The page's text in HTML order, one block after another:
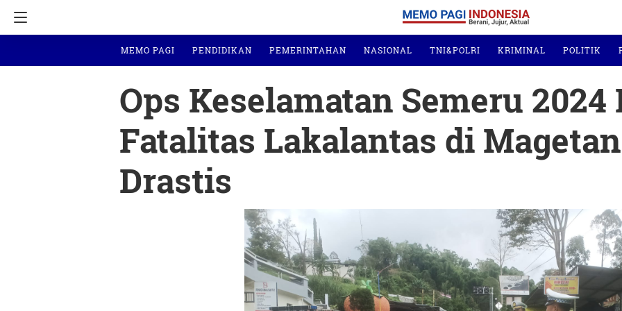
MEMO PAGI PENDIDIKAN PEMERINTAHAN NASIONAL TNI&POLRI KRIMINAL POLITIK
Ops Keselamatan Semeru 2024
Fatalitas Lakalantas di
Drastis